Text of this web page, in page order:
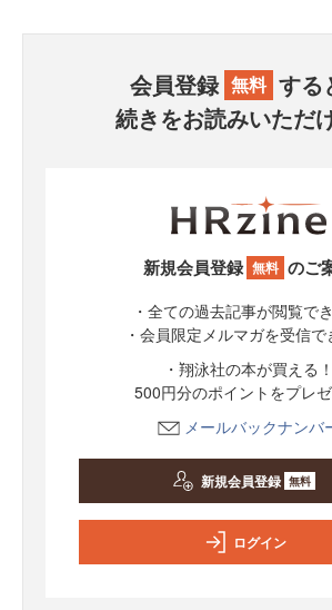
会員登録 無料 する
続きをお読みいただ
新規会員登録 無料 のご
・全ての過去記事が閲覧で
・会員限定メルマガを受信で
・翔泳社の本が買える！
500円分のポイントをプレ
メールバックナンバ
新規会員登録 無料
ログイン